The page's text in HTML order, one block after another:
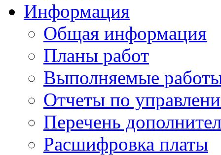
Информация
Общая информация
Планы работ
Выполняемые
Отчеты по
Перечень
Расшифровка платы